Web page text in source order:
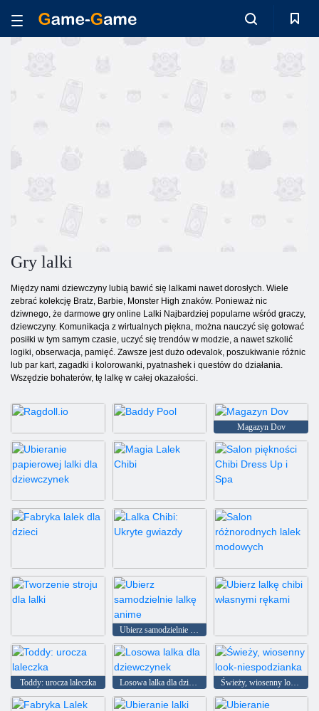
Gry lalki
Między nami dziewczyny lubią bawić się lalkami nawet dorosłych. Wiele
zebrać kolekcję Bratz, Barbie, Monster High znaków. Ponieważ nic
dziwnego, że darmowe gry online Lalki Najbardziej popularne wśród graczy,
dziewczyny. Komunikacja z wirtualnych piękna, można nauczyć się gotować
posiłki w tym samym czasie, uczyć się trendów w modzie, a nawet szkolić
logiki, obserwacja, pamięć. Zawsze jest dużo odevalok, poszukiwanie różnic
lub par kart, zagadki i kolorowanki, pyatnashek i questów do działania.
Wszędzie bohaterów, tę lalkę w całej okazałości.
Ragdoll.io Baddy Pool
Magazyn Dov
Ubieranie papierowej lalki dla dziewczynek Magia Lalek Chibi Salon piękności Chibi Dress Up i Spa
Fabryka lalek dla dzieci Lalka Chibi: Ukryte gwiazdy Salon różnorodnych lalek modowych
Tworzenie stroju dla lalki
Ubierz samodzielnie lalkę anime
Ubierz lalkę chibi własnymi rękami
Toddy: urocza laleczka Losowa lalka dla dziewczynek Świeży, wiosenny look-niespodzianka